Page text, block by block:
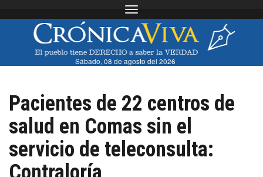
Toggle navigation
Sábado, 08 de agosto del 2026
Pacientes de 22 centros de
salud en Comas sin el
servicio de teleconsulta:
Contraloría